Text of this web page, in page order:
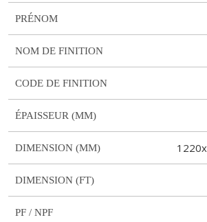
PRÉNOM
NOM DE FINITION
CODE DE FINITION
ÉPAISSEUR (MM)
DIMENSION (MM)
DIMENSION (FT)
PF / NPF